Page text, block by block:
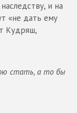
и на
«не дать ему
Кудряш,
стать, а то бы